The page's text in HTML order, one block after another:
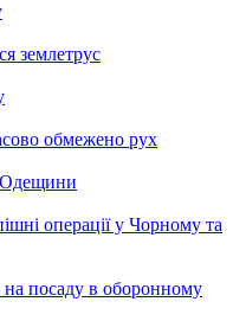
землетрус
обмежено рух
Одещини
операції у Чорному та
посаду в оборонному